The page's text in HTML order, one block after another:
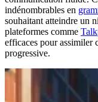
indénombrables en
souhaitant atteindre un
plateformes comme
efficaces pour assimiler
progressive.